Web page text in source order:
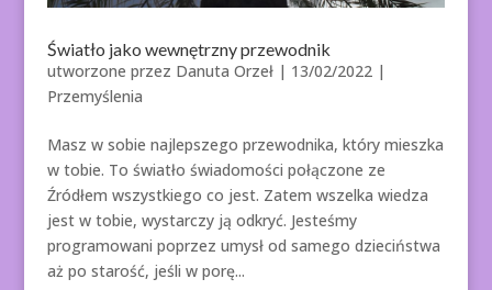
Światło jako wewnętrzny przewodnik
utworzone przez Danuta Orzeł| 13/02/2022|
Przemyślenia
Masz w sobie najlepszego przewodnika, który mieszka
w tobie. To światło świadomości połączone ze
Źródłem wszystkiego co jest. Zatem wszelka wiedza
jest w tobie, wystarczy ją odkryć. Jesteśmy
programowani poprzez umysł od samego dzieciństwa
aż po starość, jeśli w porę...